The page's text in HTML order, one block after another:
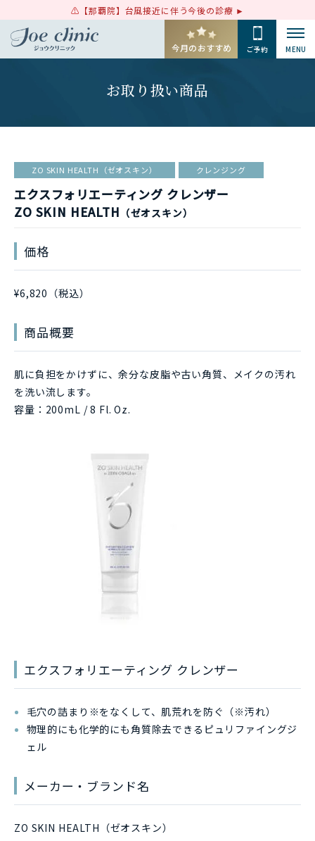
【那覇院】台風接近に伴う今後の診療
今月のおすすめ ご予約 MENU
お取り扱い商品
ZO SKIN HEALTH（ゼオスキン） クレンジング
エクスフォリエーティング クレンザー
ZO SKIN HEALTH （ゼオスキン）
価格
¥6,820（税込）
商品概要
肌に負担をかけずに、余分な皮脂や古い角質、メイクの汚れ
を洗い流します。
容量：200mL / 8 Fl. Oz.
エクスフォリエーティング クレンザー
毛穴の詰まり※をなくして、肌荒れを防ぐ（※汚れ）
物理的にも化学的にも角質除去できるピュリファイングジ
ェル
メーカー・ブランド名
ZO SKIN HEALTH（ゼオスキン）